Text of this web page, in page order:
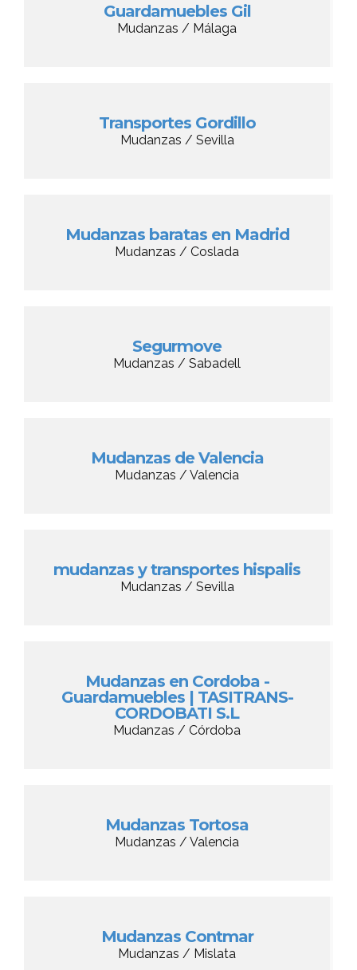
Guardamuebles Gil
Mudanzas / Málaga
Transportes Gordillo
Mudanzas / Sevilla
Mudanzas baratas en Madrid
Mudanzas / Coslada
Segurmove
Mudanzas / Sabadell
Mudanzas de Valencia
Mudanzas / Valencia
mudanzas y transportes hispalis
Mudanzas / Sevilla
Mudanzas en Cordoba -
Guardamuebles | TASITRANS-
CORDOBATI S.L
Mudanzas / Córdoba
Mudanzas Tortosa
Mudanzas / Valencia
Mudanzas Contmar
Mudanzas / Mislata